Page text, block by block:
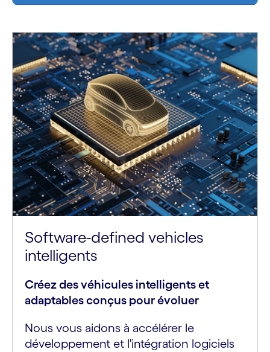
Software-defined vehicles
intelligents
Créez des véhicules intelligents et
adaptables conçus pour évoluer
Nous vous aidons à accélérer le
développement et l'intégration logiciels